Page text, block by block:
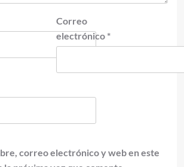
Correo
electrónico *
correo electrónico y web en este